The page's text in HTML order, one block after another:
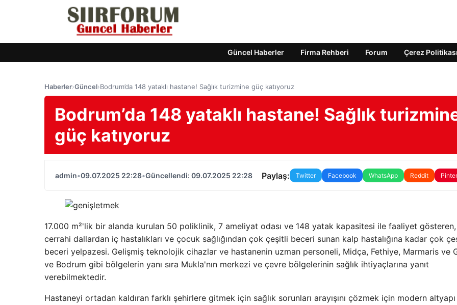
Güncel Haberler Firma Rehberi Forum Çerez Politikası
Haberler›Güncel›Bodrum’da 148 yataklı hastane! Sağlık turizmine güç katıyoruz
Bodrum’da 148 yataklı hastane! Sağlık
güç katıyoruz
admin•09.07.2025 22:28•Güncellendi: 09.07.2025 22:28 Paylaş: Twitter Facebook WhatsApp Reddit
17.000 m²'lik bir alanda kurulan 50 poliklinik, 7 ameliyat odası ve 148 yatak kapasitesi ile faaliyet gösteren,
cerrahi dallardan iç hastalıkları ve çocuk sağlığından çok çeşitli beceri sunan kalp hastalığına kadar çok
beceri yelpazesi. Gelişmiş teknolojik cihazlar ve hastanenin uzman personeli, Midça, Fethiye, Marmaris ve
ve Bodrum gibi bölgelerin yanı sıra Mukla'nın merkezi ve çevre bölgelerinin sağlık ihtiyaçlarına yanıt
verebilmektedir.
Hastaneyi ortadan kaldıran farklı şehirlere gitmek için sağlık sorunları arayışını çözmek için modern